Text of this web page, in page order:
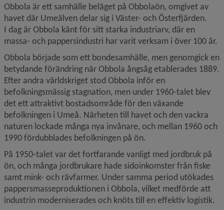
Obbola är ett samhälle beläget på Obbolaön, omgivet av
havet där Umeälven delar sig i Väster- och Österfjärden.
I dag är Obbola känt för sitt starka industriarv, där en
massa- och pappersindustri har varit verksam i över 100 år.
Obbola började som ett bondesamhälle, men genomgick en
betydande förändring när Obbola ångsåg etablerades 1889.
Efter andra världskriget stod Obbola inför en
befolkningsmässig stagnation, men under 1960-talet blev
det ett attraktivt bostadsområde för den växande
befolkningen i Umeå. Närheten till havet och den vackra
naturen lockade många nya invånare, och mellan 1960 och
1990 fördubblades befolkningen på ön.
På 1950-talet var det fortfarande vanligt med jordbruk på
ön, och många jordbrukare hade sidoinkomster från fiske
samt mink- och rävfarmer. Under samma period utökades
pappersmasseproduktionen i Obbola, vilket medförde att
industrin moderniserades och knöts till en effektiv logistik.